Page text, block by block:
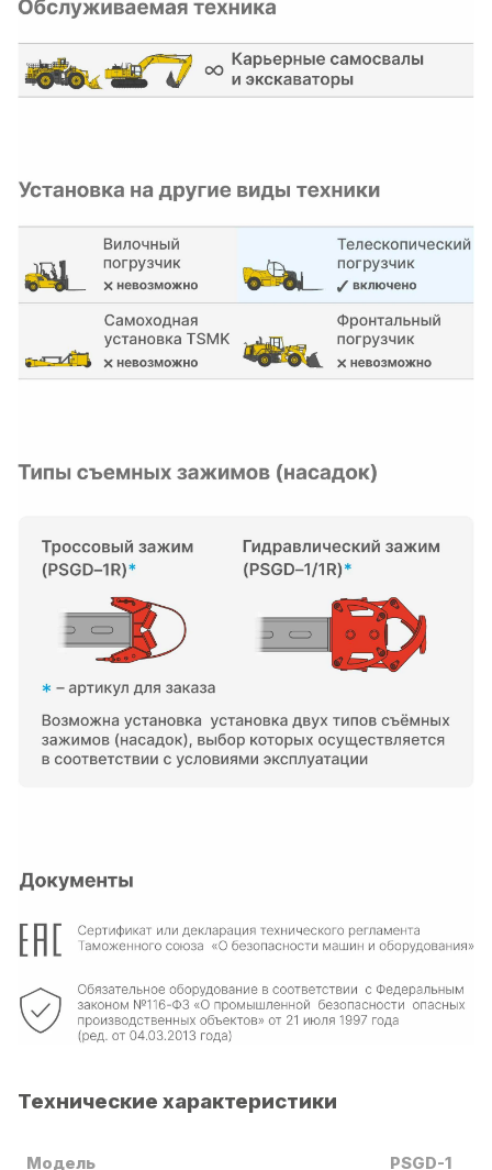
Технические характеристики
Модель PSGD-1